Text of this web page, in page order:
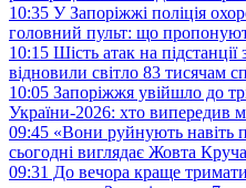
10:35 У Запоріжжі поліція
головний пульт: що
10:15 Шість атак на
відновили світло 83 тисячам
10:05 Запоріжжя увійшло до
України-2026: хто випередив
09:45 «Вони руйнують навіть
сьогодні виглядає Жовта
09:31 До вечора краще